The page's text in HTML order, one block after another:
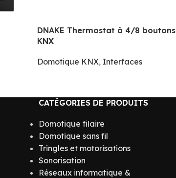
DNAKE Thermostat à 4/8 boutons
KNX
Domotique KNX, Interfaces
CATÉGORIES DE PRODUITS
Domotique filaire
Domotique sans fil
Tringles et motorisations
Sonorisation
Réseaux informatique &